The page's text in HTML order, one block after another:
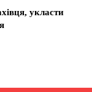
укласти